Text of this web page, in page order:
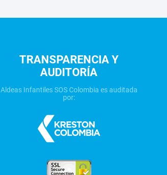
TRANSPARENCIA Y
AUDITORÍA
Aldeas Infantiles SOS Colombia es auditada
por: